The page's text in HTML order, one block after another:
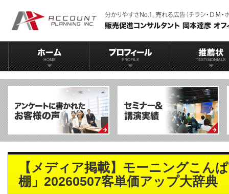
【メディア掲載】モーニングこん
棚」20260507客単価アップ大辞典